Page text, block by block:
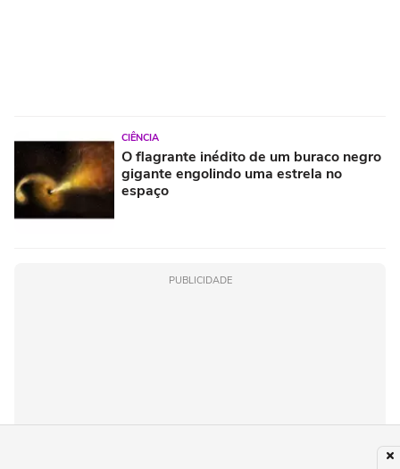
CIÊNCIA
O flagrante inédito de um buraco negro
gigante engolindo uma estrela no
espaço
PUBLICIDADE